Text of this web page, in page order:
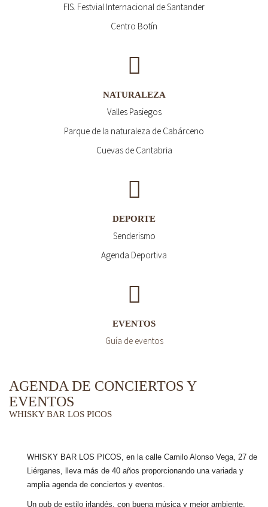
FIS. Festvial Internacional de Santander
Centro Botín
NATURALEZA
Valles Pasiegos
Parque de la naturaleza de Cabárceno
Cuevas de Cantabria
DEPORTE
Senderismo
Agenda Deportiva
EVENTOS
Guía de eventos
AGENDA DE CONCIERTOS Y
EVENTOS
WHISKY BAR LOS PICOS
WHISKY BAR LOS PICOS, en la calle Camilo Alonso Vega, 27 de
Liérganes, lleva más de 40 años proporcionando una variada y
amplia agenda de conciertos y eventos.
Un pub de estilo irlandés, con buena música y mejor ambiente.